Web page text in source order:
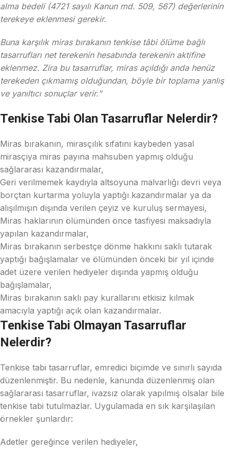
alma bedeli (4721 sayılı Kanun md. 509, 567) değerlerinin
terekeye eklenmesi gerekir.
Buna karşılık miras bırakanın tenkise tâbi ölüme bağlı
tasarrufları net terekenin hesabında terekenin aktifine
eklenmez. Zira bu tasarruflar, miras açıldığı anda henüz
terekeden çıkmamış olduğundan, böyle bir toplama yanlış
ve yanıltıcı sonuçlar verir.”
Tenkise Tabi Olan Tasarruflar Nelerdir?
Miras bırakanın, mirasçılık sıfatını kaybeden yasal
mirasçıya miras payına mahsuben yapmış olduğu
sağlararası kazandırmalar,
Geri verilmemek kaydıyla altsoyuna malvarlığı devri veya
borçtan kurtarma yoluyla yaptığı kazandırmalar ya da
alışılmışın dışında verilen çeyiz ve kuruluş sermayesi,
Miras haklarının ölümünden önce tasfiyesi maksadıyla
yapılan kazandırmalar,
Miras bırakanın serbestçe dönme hakkını saklı tutarak
yaptığı bağışlamalar ve ölümünden önceki bir yıl içinde
adet üzere verilen hediyeler dışında yapmış olduğu
bağışlamalar,
Miras bırakanın saklı pay kurallarını etkisiz kılmak
amacıyla yaptığı açık olan kazandırmalar.
Tenkise Tabi Olmayan Tasarruflar
Nelerdir?
Tenkise tabi tasarruflar, emredici biçimde ve sınırlı sayıda
düzenlenmiştir. Bu nedenle, kanunda düzenlenmiş olan
sağlararası tasarruflar, ivazsız olarak yapılmış olsalar bile
tenkise tabi tutulmazlar. Uygulamada en sık karşılaşılan
örnekler şunlardır:
Adetler gereğince verilen hediyeler,